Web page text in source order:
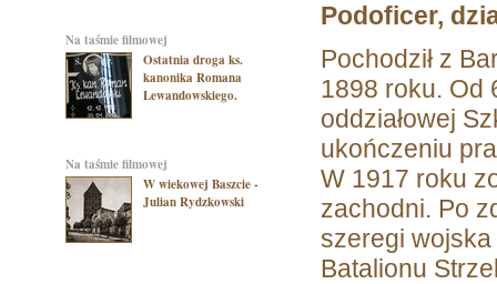
na taśmie filmowej
Ostatnia droga ks.
kanonika Romana
Lewandowskiego.
na taśmie filmowej
W wiekowej Baszcie -
Julian Rydzkowski
Podoficer,
Pochodził z
1898 roku. Od
oddziałowej
ukończeniu
W 1917 roku
zachodni. Po
szeregi wojska
Batalionu